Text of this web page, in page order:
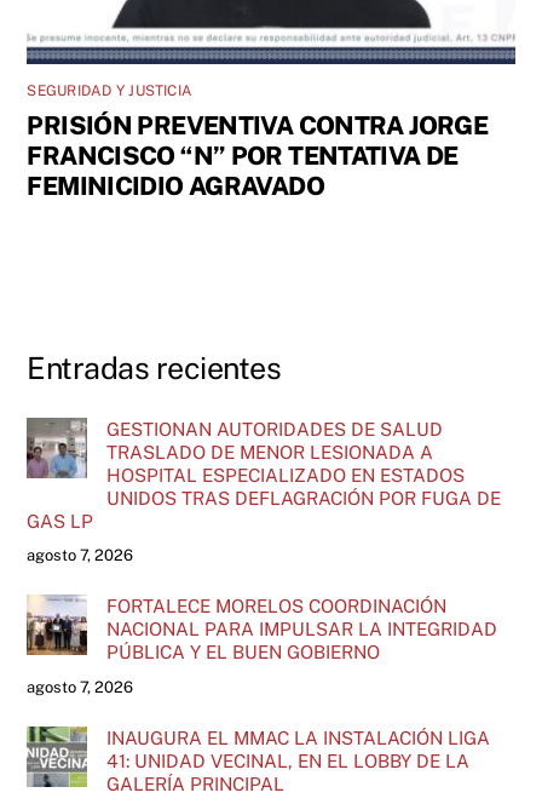
SEGURIDAD Y JUSTICIA
PRISIÓN PREVENTIVA CONTRA JORGE
FRANCISCO “N” POR TENTATIVA DE
FEMINICIDIO AGRAVADO
Entradas recientes
GESTIONAN AUTORIDADES DE SALUD
TRASLADO DE MENOR LESIONADA A
HOSPITAL ESPECIALIZADO EN ESTADOS
UNIDOS TRAS DEFLAGRACIÓN POR FUGA DE
GAS LP
agosto 7, 2026
FORTALECE MORELOS COORDINACIÓN
NACIONAL PARA IMPULSAR LA INTEGRIDAD
PÚBLICA Y EL BUEN GOBIERNO
agosto 7, 2026
INAUGURA EL MMAC LA INSTALACIÓN LIGA
41: UNIDAD VECINAL, EN EL LOBBY DE LA
GALERÍA PRINCIPAL